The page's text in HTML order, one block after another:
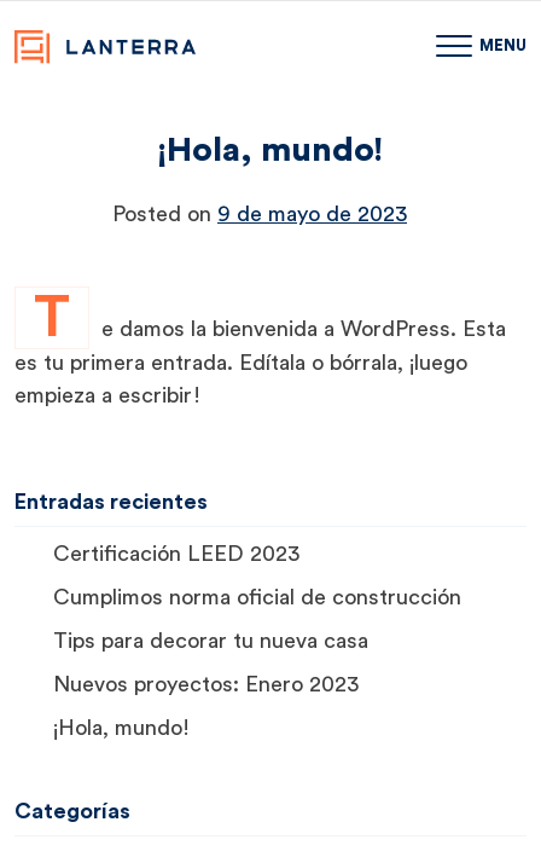
MENU
¡Hola, mundo!
Posted on 9 de mayo de 2023
T
e damos la bienvenida a WordPress. Esta
es tu primera entrada. Edítala o bórrala, ¡luego
empieza a escribir!
Entradas recientes
Certificación LEED 2023
Cumplimos norma oficial de construcción
Tips para decorar tu nueva casa
Nuevos proyectos: Enero 2023
¡Hola, mundo!
Categorías